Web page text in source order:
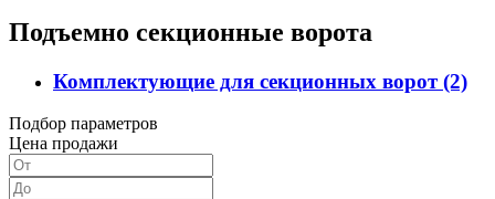
Подъемно секционные ворота
Комплектующие для секционных ворот(2)
Подбор параметров
Цена продажи